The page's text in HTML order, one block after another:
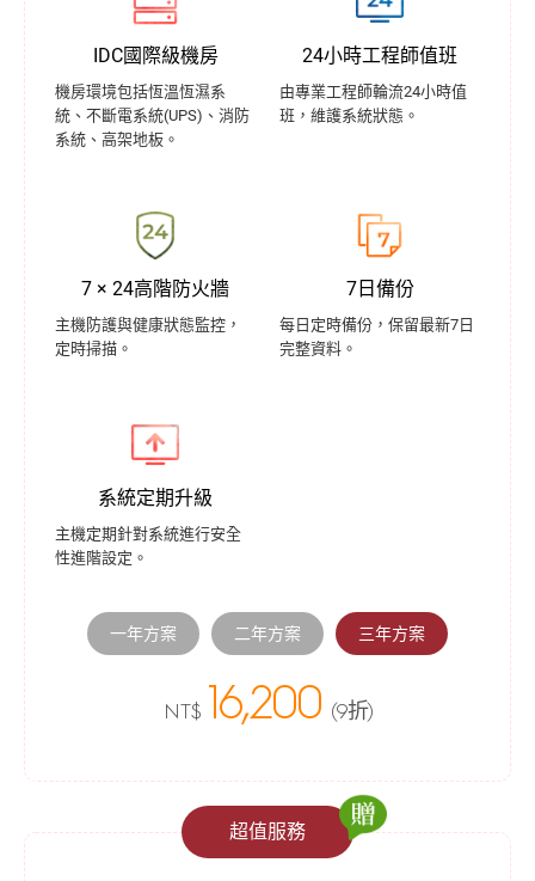
IDC國際級機房
機房環境包括恆溫恆濕系
統、不斷電系統(UPS)、消防
系統、高架地板。
24小時工程師值班
由專業工程師輪流24小時值
班，維護系統狀態。
7 × 24高階防火牆
主機防護與健康狀態監控，
定時掃描。
7日備份
每日定時備份，保留最新7日
完整資料。
系統定期升級
主機定期針對系統進行安全
性進階設定。
一年方案 二年方案 三年方案
NT$ 16,200 (9折)
超值服務